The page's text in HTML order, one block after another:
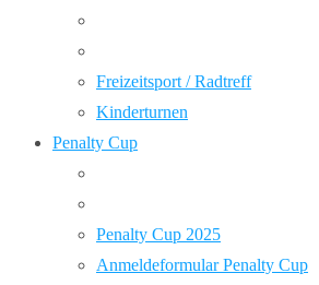
Freizeitsport / Radtreff
Kinderturnen
Penalty Cup
Penalty Cup 2025
Anmeldeformular Penalty Cup